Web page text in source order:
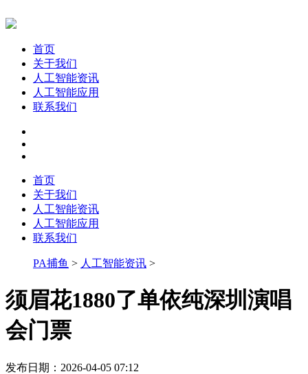
首页
关于我们
人工智能资讯
人工智能应用
联系我们
首页
关于我们
人工智能资讯
人工智能应用
联系我们
PA捕鱼 > 人工智能资讯 >
须眉花1880了单依纯深圳演唱
会门票
发布日期：2026-04-05 07:12